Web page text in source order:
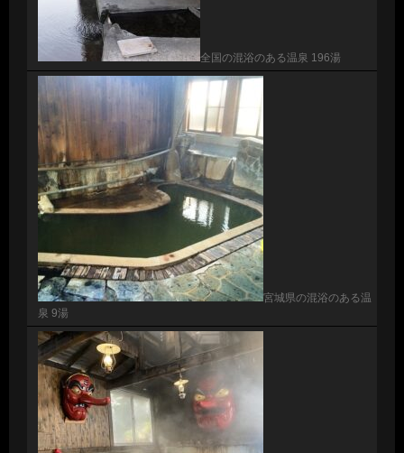
全国の混浴のある温泉 196湯
宮城県の混浴のある温
泉 9湯